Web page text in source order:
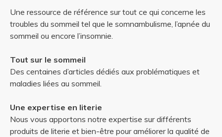
Une ressource de référence sur tout ce qui concerne les
troubles du sommeil tel que le somnambulisme, l’apnée du
sommeil ou encore l’insomnie.
Tout sur le sommeil
Des centaines d’articles dédiés aux problématiques et
maladies liées au sommeil.
Une expertise en literie
Nous vous apportons notre expertise sur différents
produits de literie et bien-être pour améliorer la qualité de